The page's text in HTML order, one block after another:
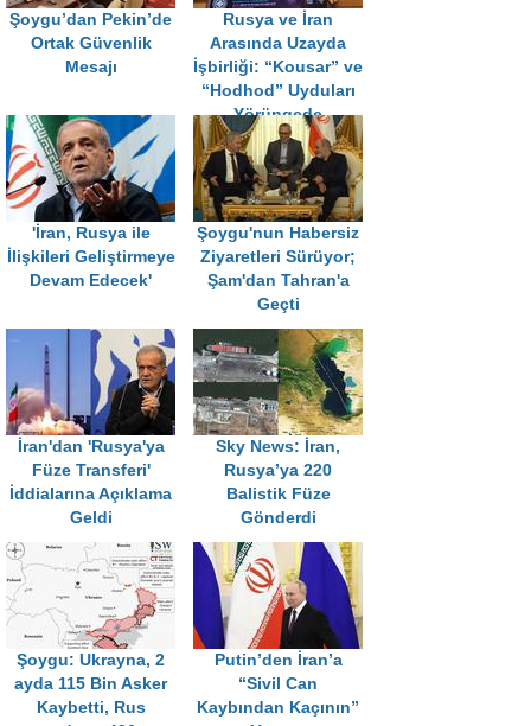
Şoygu’dan Pekin’de
Ortak Güvenlik
Mesajı
Rusya ve İran
Arasında Uzayda
İşbirliği: “Kousar” ve
“Hodhod” Uyduları
Yörüngede
'İran, Rusya ile
İlişkileri Geliştirmeye
Devam Edecek'
Şoygu'nun Habersiz
Ziyaretleri Sürüyor;
Şam'dan Tahran'a
Geçti
İran'dan 'Rusya'ya
Füze Transferi'
İddialarına Açıklama
Geldi
Sky News: İran,
Rusya’ya 220
Balistik Füze
Gönderdi
Şoygu: Ukrayna, 2
ayda 115 Bin Asker
Kaybetti, Rus
Putin’den İran’a
“Sivil Can
Kaybından Kaçının”